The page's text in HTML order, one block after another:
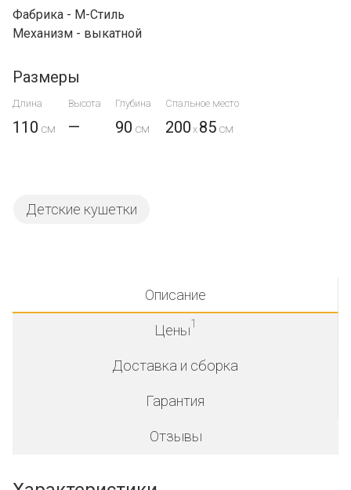
Фабрика - М-Стиль
Механизм - выкатной
Размеры
Длина Высота Глубина Спальное место
110 — 90 200 x 85
Детские кушетки
Описание
Цены1
Доставка и сборка
Гарантия
Отзывы